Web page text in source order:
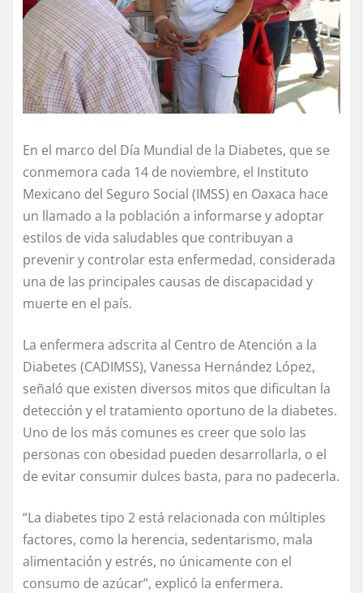
En el marco del Día Mundial de la Diabetes, que se
conmemora cada 14 de noviembre, el Instituto
Mexicano del Seguro Social (IMSS) en Oaxaca hace
un llamado a la población a informarse y adoptar
estilos de vida saludables que contribuyan a
prevenir y controlar esta enfermedad, considerada
una de las principales causas de discapacidad y
muerte en el país.
La enfermera adscrita al Centro de Atención a la
Diabetes (CADIMSS), Vanessa Hernández López,
señaló que existen diversos mitos que dificultan la
detección y el tratamiento oportuno de la diabetes.
Uno de los más comunes es creer que solo las
personas con obesidad pueden desarrollarla, o el
de evitar consumir dulces basta, para no padecerla.
“La diabetes tipo 2 está relacionada con múltiples
factores, como la herencia, sedentarismo, mala
alimentación y estrés, no únicamente con el
consumo de azúcar”, explicó la enfermera.